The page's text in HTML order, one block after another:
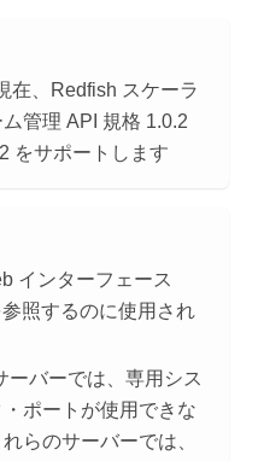
在、Redfish スケーラ
管理 API 規格 1.0.2
をサポートします
インターフェース
照するのに使用され
ーバーでは、専用シス
ポートが使用できな
らのサーバーでは、